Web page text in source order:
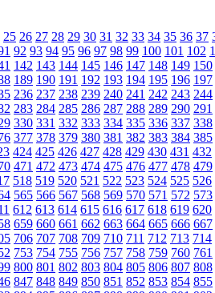
25 26 27 28 29 30 31 32 33 34 35 36 37
92 93 94 95 96 97 98 99 100 101 102
142 143 144 145 146 147 148 149 150
189 190 191 192 193 194 195 196 197
236 237 238 239 240 241 242 243 244
283 284 285 286 287 288 289 290 291
330 331 332 333 334 335 336 337 338
377 378 379 380 381 382 383 384 385
424 425 426 427 428 429 430 431 432
471 472 473 474 475 476 477 478 479
518 519 520 521 522 523 524 525 526
565 566 567 568 569 570 571 572 573
612 613 614 615 616 617 618 619 620
659 660 661 662 663 664 665 666 667
706 707 708 709 710 711 712 713 714
753 754 755 756 757 758 759 760 761
800 801 802 803 804 805 806 807 808
847 848 849 850 851 852 853 854 855